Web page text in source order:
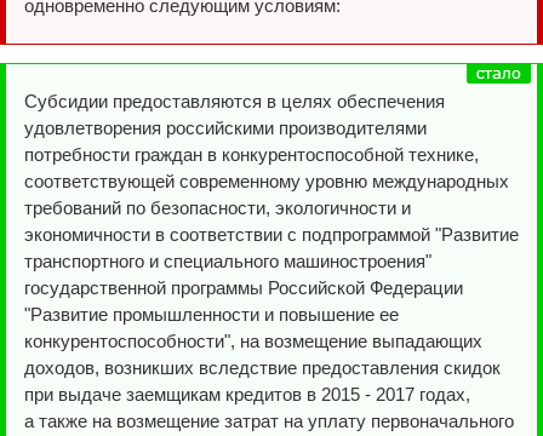
одновременно следующим условиям:
Субсидии предоставляются в целях обеспечения
удовлетворения российскими производителями
потребности граждан в конкурентоспособной технике,
соответствующей современному уровню международных
требований по безопасности, экологичности и
экономичности в соответствии с подпрограммой "Развитие
транспортного и специального машиностроения"
государственной программы Российской Федерации
"Развитие промышленности и повышение ее
конкурентоспособности", на возмещение выпадающих
доходов, возникших вследствие предоставления скидок
при выдаче заемщикам кредитов в 2015 - 2017 годах,
а также на возмещение затрат на уплату первоначального